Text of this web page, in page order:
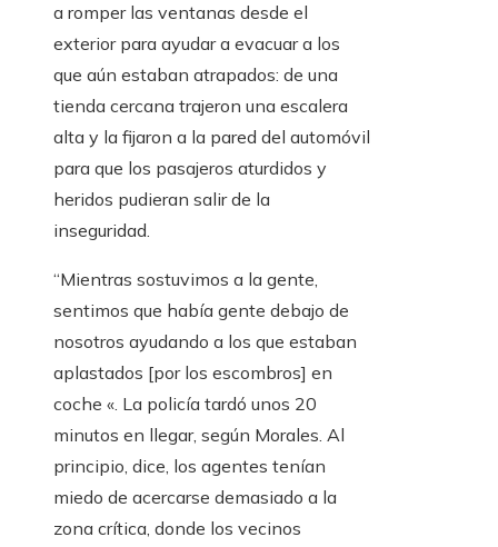
a romper las ventanas desde el
exterior para ayudar a evacuar a los
que aún estaban atrapados: de una
tienda cercana trajeron una escalera
alta y la fijaron a la pared del automóvil
para que los pasajeros aturdidos y
heridos pudieran salir de la
inseguridad.
“Mientras sostuvimos a la gente,
sentimos que había gente debajo de
nosotros ayudando a los que estaban
aplastados [por los escombros] en
coche «. La policía tardó unos 20
minutos en llegar, según Morales. Al
principio, dice, los agentes tenían
miedo de acercarse demasiado a la
zona crítica, donde los vecinos